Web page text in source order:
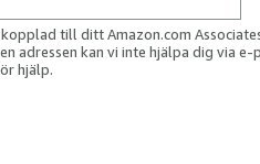
till ditt Amazon.com
adressen kan vi inte hjälpa dig via e-
hjälp.